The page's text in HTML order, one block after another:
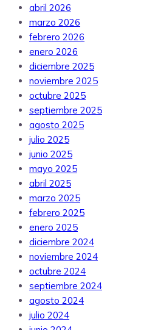
abril 2026
marzo 2026
febrero 2026
enero 2026
diciembre 2025
noviembre 2025
octubre 2025
septiembre 2025
agosto 2025
julio 2025
junio 2025
mayo 2025
abril 2025
marzo 2025
febrero 2025
enero 2025
diciembre 2024
noviembre 2024
octubre 2024
septiembre 2024
agosto 2024
julio 2024